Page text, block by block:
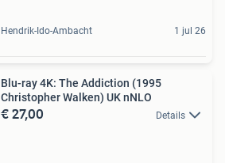
Hendrik-Ido-Ambacht 1 jul 26
Blu-ray 4K: The Addiction (1995
Christopher Walken) UK nNLO
€ 27,00 Details